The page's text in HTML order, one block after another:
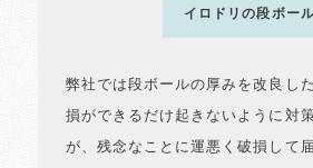
イロドリの段ボー
弊社では段ボールの厚みを改良し
損ができるだけ起きないように対
が、残念なことに運悪く破損して